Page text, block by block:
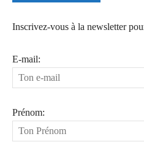
Inscrivez-vous à la newsletter
E-mail:
Prénom: